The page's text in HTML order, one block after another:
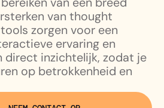
van thought
zorgen voor een
ervaring en
direct inzichtelijk, zodat je
op betrokkenheid en